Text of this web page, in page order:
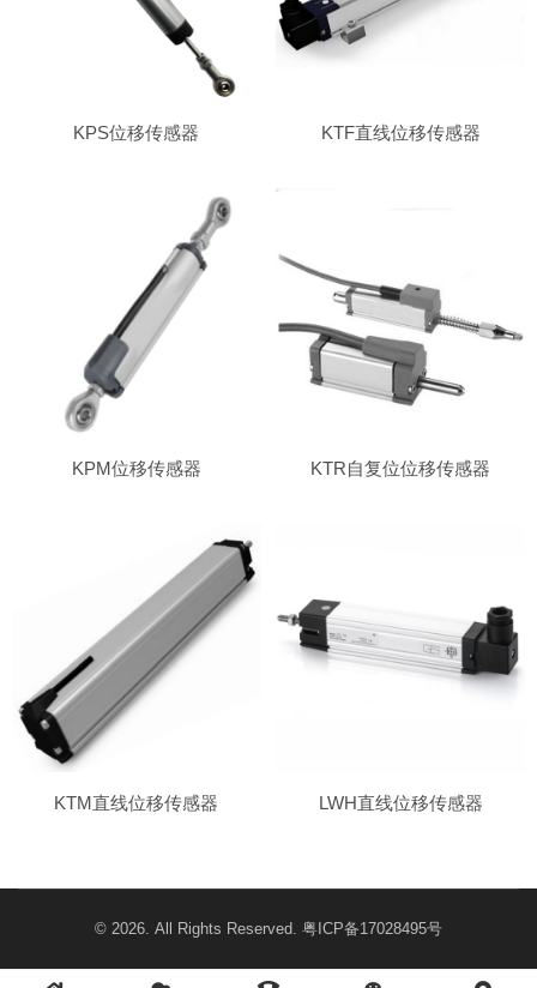
KPS位移传感器 KTF直线位移传感器
KPM位移传感器 KTR自复位位移传感器
KTM直线位移传感器 LWH直线位移传感器
© 2026. All Rights Reserved. 粤ICP备17028495号